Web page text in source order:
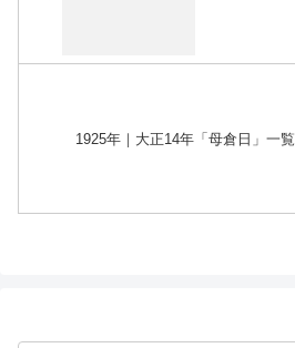
1925年｜大正14年「母倉日」一覧